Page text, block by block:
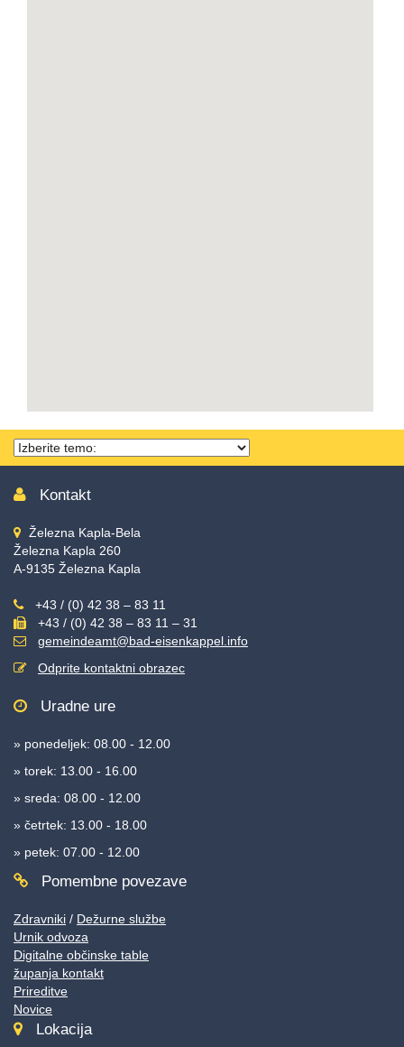
Thema
wählen
Kontakt
Železna Kapla-Bela
Železna Kapla 260
A-9135 Železna Kapla
+43 / (0) 42 38 – 83 11
+43 / (0) 42 38 – 83 11 – 31
gemeindeamt@bad-eisenkappel.info
Odprite kontaktni obrazec
Uradne ure
» ponedeljek: 08.00 - 12.00
» torek: 13.00 - 16.00
» sreda: 08.00 - 12.00
» četrtek: 13.00 - 18.00
» petek: 07.00 - 12.00
Pomembne povezave
Zdravniki / Dežurne službe
Urnik odvoza
Digitalne občinske table
županja kontakt
Prireditve
Novice
Lokacija